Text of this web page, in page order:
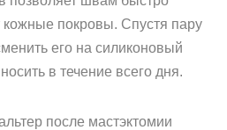
кожные покровы. Спустя пару
его на силиконовый
в течение всего дня.
после мастэктомии